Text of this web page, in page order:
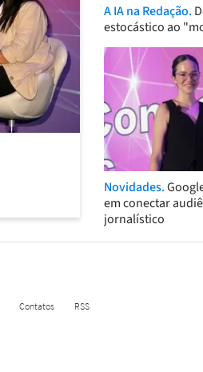
A IA na Redação.
estocástico ao
Novidades.
em conectar
jornalístico
Contatos RSS